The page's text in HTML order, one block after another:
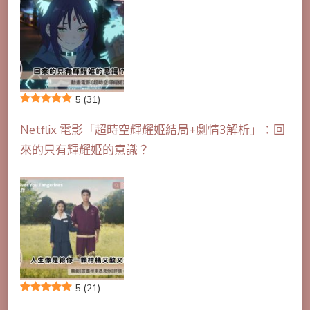
5 (31)
Netflix 電影「超時空輝耀姬結局+劇情3解析」：回
來的只有輝耀姬的意識？
5 (21)